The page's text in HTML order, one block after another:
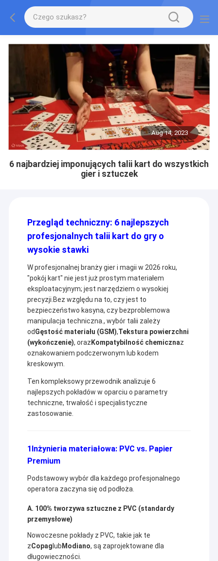
Aug 14, 2023
6 najbardziej imponujących talii kart do wszystkich
gier i sztuczek
Przegląd techniczny: 6 najlepszych
profesjonalnych talii kart do gry o
wysokie stawki
W profesjonalnej branży gier i magii w 2026 roku,
"pokój kart" nie jest już prostym materiałem
eksploatacyjnym; jest narzędziem o wysokiej
precyzji.Bez względu na to, czy jest to
bezpieczeństwo kasyna, czy bezproblemowa
manipulacja techniczna., wybór talii zależy
odGęstość materiału (GSM),Tekstura powierzchni
(wykończenie), oraz Kompatybilność chemicznaz
oznakowaniem podczerwonym lub kodem
kreskowym.
Ten kompleksowy przewodnik analizuje 6
najlepszych pokładów w oparciu o parametry
techniczne, trwałość i specjalistyczne
zastosowanie.
1Inżynieria materiałowa: PVC vs. Papier
Premium
Podstawowy wybór dla każdego profesjonalnego
operatora zaczyna się od podłoża.
A. 100% tworzywa sztuczne z PVC (standardy
przemysłowe)
Nowoczesne pokłady z PVC, takie jak te
zCopaglubModiano, są zaprojektowane dla
długowieczności.